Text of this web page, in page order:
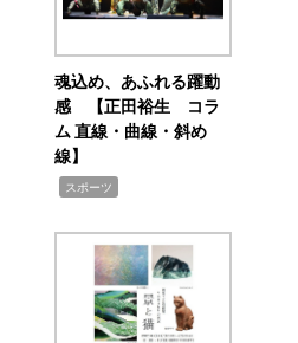
魂込め、あふれる躍動
感 【正田裕生 コラ
ム 直線・曲線・斜め
線】
スポーツ